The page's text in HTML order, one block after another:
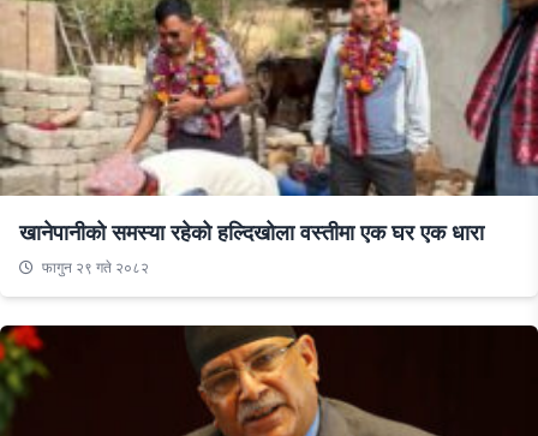
खानेपानीको समस्या रहेको हल्दिखोला वस्तीमा एक घर एक धारा
फागुन २९ गते २०८२